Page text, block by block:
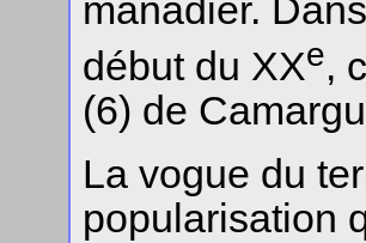
manadier.
début du XXe,
(6) de
La vogue du
popularisation